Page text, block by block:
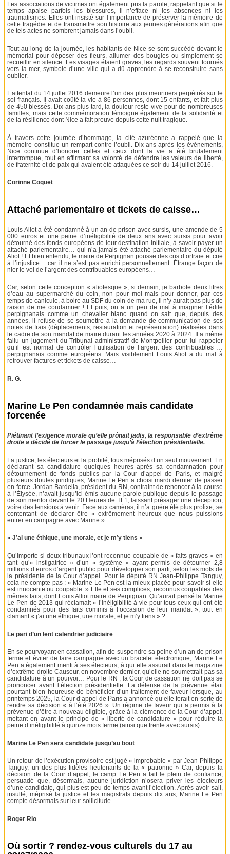
Les associations de victimes ont également pris la parole, rappelant que si le
temps apaise parfois les blessures, il n’efface ni les absences ni les
traumatismes. Elles ont insisté sur l’importance de préserver la mémoire de
cette tragédie et de transmettre son histoire aux jeunes générations afin que
de tels actes ne sombrent jamais dans l’oubli.
Tout au long de la journée, les habitants de Nice se sont succédé devant le
mémorial pour déposer des fleurs, allumer des bougies ou simplement se
recueillir en silence. Les visages étaient graves, les regards souvent tournés
vers la mer, symbole d’une ville qui a dû apprendre à se reconstruire sans
oublier.
L’attentat du 14 juillet 2016 demeure l’un des plus meurtriers perpétrés sur le
sol français. Il avait coûté la vie à 86 personnes, dont 15 enfants, et fait plus
de 450 blessés. Dix ans plus tard, la douleur reste vive pour de nombreuses
familles, mais cette commémoration témoigne également de la solidarité et
de la résilience dont Nice a fait preuve depuis cette nuit tragique.
À travers cette journée d’hommage, la cité azuréenne a rappelé que la
mémoire constitue un rempart contre l’oubli. Dix ans après les événements,
Nice continue d’honorer celles et ceux dont la vie a été brutalement
interrompue, tout en affirmant sa volonté de défendre les valeurs de liberté,
de fraternité et de paix qui avaient été attaquées ce soir du 14 juillet 2016.
Corinne Coquet
Attaché parlementaire et tickets de caisse…
Louis Aliot a été condamné à un an de prison avec sursis, une amende de 5
000 euros et une peine d’inéligibilité de deux ans avec sursis pour avoir
détourné des fonds européens de leur destination initiale, à savoir payer un
attaché parlementaire… qui n’a jamais été attaché parlementaire du député
Aliot ! Et bien entendu, le maire de Perpignan pousse des cris d’orfraie et crie
à l’injustice… car il ne s’est pas enrichi personnellement. Étrange façon de
nier le vol de l’argent des contribuables européens…
Car, selon cette conception « aliotesque », si demain, je barbote deux litres
d’eau au supermarché du coin, non pour moi mais pour donner, par ces
temps de canicule, à boire au SDF du coin de ma rue, il n’y aurait pas plus de
raison de me condamner ! Et puis, on a un peu de mal à imaginer l’édile
perpignanais comme un chevalier blanc quand on sait que, depuis des
années, il refuse de se soumettre à la demande de communication de ses
notes de frais (déplacements, restauration et représentation) réalisées dans
le cadre de son mandat de maire durant les années 2020 à 2024. Il a même
fallu un jugement du Tribunal administratif de Montpellier pour lui rappeler
qu’il est normal de contrôler l’utilisation de l’argent des contribuables …
perpignanais comme européens. Mais visiblement Louis Aliot a du mal à
retrouver factures et tickets de caisse…
R. G.
Marine Le Pen condamnée mais candidate
forcenée
Piétinant l’exigence morale qu’elle prônait jadis, la responsable d’extrême
droite a décidé de forcer le passage jusqu’à l’élection présidentielle.
La justice, les électeurs et la probité, tous méprisés d’un seul mouvement. En
déclarant sa candidature quelques heures après sa condamnation pour
détournement de fonds publics par la Cour d’appel de Paris, et malgré
plusieurs doutes juridiques, Marine Le Pen a choisi mardi dernier de passer
en force. Jordan Bardella, président du RN, contraint de renoncer à la course
à l’Élysée, n’avait jusqu’ici émis aucune parole publique depuis le passage
de son mentor devant le 20 Heures de TF1, laissant présager une déception,
voire des tensions à venir. Face aux caméras, il n’a guère été plus prolixe, se
contentant de déclarer être « extrêmement heureux que nous puissions
entrer en campagne avec Marine ».
« J’ai une éthique, une morale, et je m’y tiens »
Qu’importe si deux tribunaux l’ont reconnue coupable de « faits graves » en
tant qu’« instigatrice » d’un « système » ayant permis de détourner 2,8
millions d’euros d’argent public pour développer son parti, selon les mots de
la présidente de la Cour d’appel. Pour le député RN Jean-Philippe Tanguy,
cela ne compte pas : « Marine Le Pen est la mieux placée pour savoir si elle
est innocente ou coupable. » Elle et ses complices, reconnus coupables des
mêmes faits, dont Louis Alliot maire de Perpignan. Qu’aurait pensé la Marine
Le Pen de 2013 qui réclamait « l’inéligibilité à vie pour tous ceux qui ont été
condamnés pour des faits commis à l’occasion de leur mandat », tout en
clamant « j’ai une éthique, une morale, et je m’y tiens » ?
Le pari d’un lent calendrier judiciaire
En se pourvoyant en cassation, afin de suspendre sa peine d’un an de prison
ferme et éviter de faire campagne avec un bracelet électronique, Marine Le
Pen a également menti à ses électeurs, à qui elle assurait dans le magazine
d’extrême droite Causeur, en novembre dernier, qu’elle ne soumettrait pas sa
candidature à un pourvoi… Pour le RN , la Cour de cassation ne doit pas se
prononcer avant l’élection présidentielle. La défense de la prévenue était
pourtant bien heureuse de bénéficier d’un traitement de faveur lorsque, au
printemps 2025, la Cour d’appel de Paris a annoncé qu’elle ferait en sorte de
rendre sa décision « à l’été 2026 ». Un régime de faveur qui a permis à la
prévenue d’être à nouveau éligible, grâce à la clémence de la Cour d’appel,
mettant en avant le principe de « liberté de candidature » pour réduire la
peine d’inéligibilité à quinze mois ferme (ainsi que trente avec sursis).
Marine Le Pen sera candidate jusqu’au bout
Un retour de l’exécution provisoire est jugé « improbable » par Jean-Philippe
Tanguy, un des plus fidèles lieutenants de la « patronne » Car, depuis la
décision de la Cour d’appel, le camp Le Pen a fait le plein de confiance,
persuadé que, désormais, aucune juridiction n’osera priver les électeurs
d’une candidate, qui plus est peu de temps avant l’élection. Après avoir sali,
insulté, méprisé la justice et les magistrats depuis dix ans, Marine Le Pen
compte désormais sur leur sollicitude.
Roger Rio
Où sortir ? rendez-vous culturels du 17 au